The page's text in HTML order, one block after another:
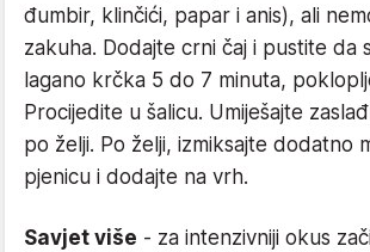
đumbir, klinčići, papar i anis), ali
zakuha. Dodajte crni čaj i pustite da
lagano krčka 5 do 7 minuta,
Procijedite u šalicu. Umiješajte
po želji. Po želji, izmiksajte dodatno
pjenicu i dodajte na vrh.
Savjet više - za intenzivniji okus